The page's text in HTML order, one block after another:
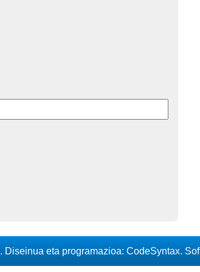
eta programazioa: CodeSyntax.